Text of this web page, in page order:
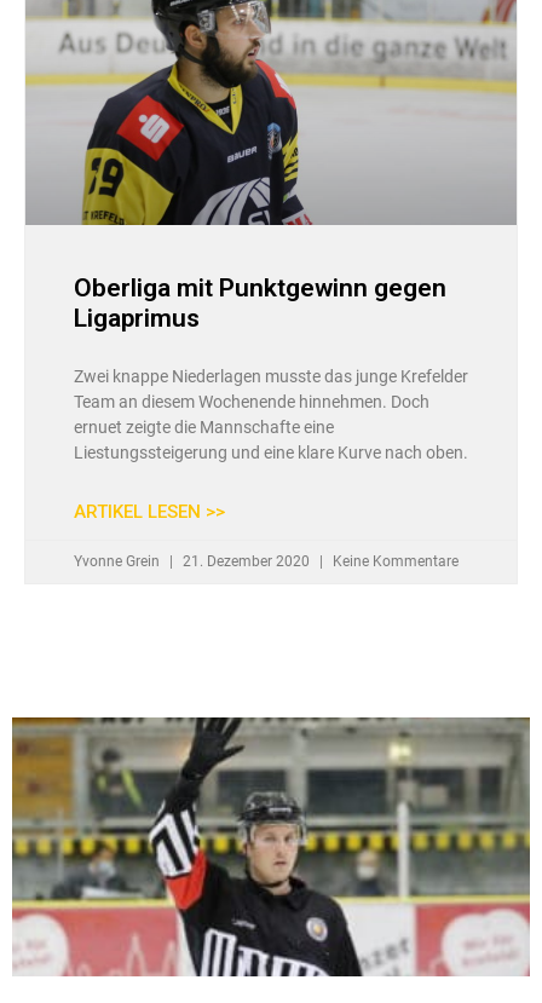
Oberliga mit Punktgewinn gegen
Ligaprimus
Zwei knappe Niederlagen musste das junge Krefelder
Team an diesem Wochenende hinnehmen. Doch
ernuet zeigte die Mannschafte eine
Liestungssteigerung und eine klare Kurve nach oben.
ARTIKEL LESEN >>
Yvonne Grein 21. Dezember 2020 Keine Kommentare